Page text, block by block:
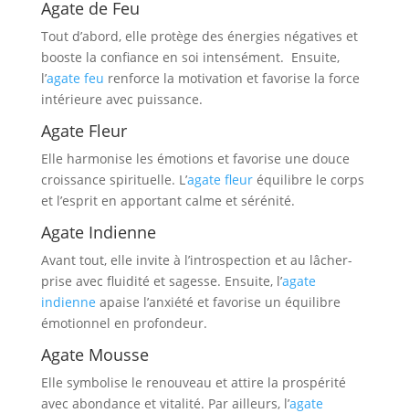
Agate de Feu
Tout d’abord, elle protège des énergies négatives et
booste la confiance en soi intensément. Ensuite,
l’agate feu renforce la motivation et favorise la force
intérieure avec puissance.
Agate Fleur
Elle harmonise les émotions et favorise une douce
croissance spirituelle. L’agate fleuréquilibre le corps
et l’esprit en apportant calme et sérénité.
Agate Indienne
Avant tout, elle invite à l’introspection et au lâcher-
prise avec fluidité et sagesse. Ensuite, l’agate
indienne apaise l’anxiété et favorise un équilibre
émotionnel en profondeur.
Agate Mousse
Elle symbolise le renouveau et attire la prospérité
avec abondance et vitalité. Par ailleurs, l’agate